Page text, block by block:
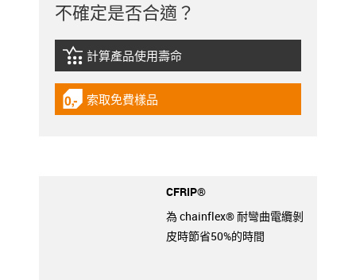
不確定是否合適？
igus-icon-lebensdauerrechner
計算產品使用壽命
igus-icon-gratismuster
索取免費樣品
CFRIP®
為 chainflex® 耐彎曲電纜剝
皮時節省50%的時間